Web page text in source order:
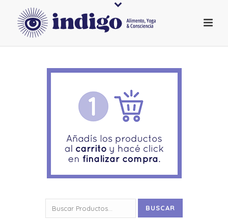
por:
BUSCAR